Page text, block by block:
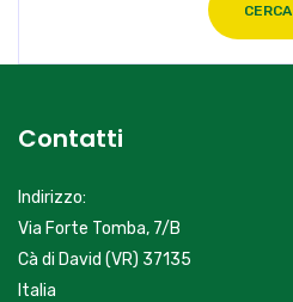
CERCA
Contatti
Indirizzo:
Via Forte Tomba, 7/B
Cà di David (VR) 37135
Italia